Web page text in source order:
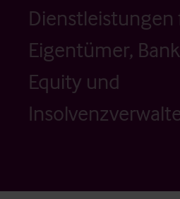
Dienstleistungen
Eigentümer,
Equity und